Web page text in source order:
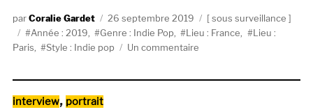
AuteurCoralie Gardet
Publié
le
26 septembre 2019 Catégories
sous surveillance
Étiquettes
Année : 2019, Genre : Indie Pop, Lieu : France,
Lieu :
Paris, Style : Indie pop Un commentaire
Catégories
interview, portrait